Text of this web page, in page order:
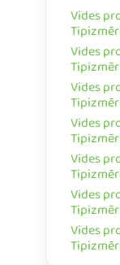
Vides
Vides
Vides
Vides
Vides
Vides
Vides